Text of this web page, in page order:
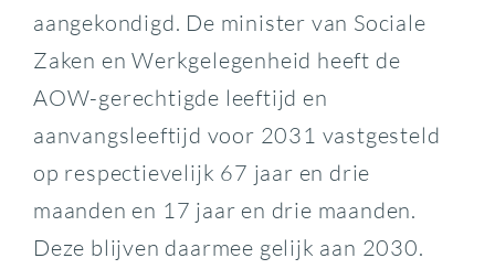
aangekondigd. De minister van Sociale
Zaken en Werkgelegenheid heeft de
AOW-gerechtigde leeftijd en
aanvangsleeftijd voor 2031 vastgesteld
op respectievelijk 67 jaar en drie
maanden en 17 jaar en drie maanden.
Deze blijven daarmee gelijk aan 2030.